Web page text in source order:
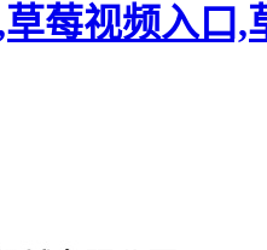
莓视频入口